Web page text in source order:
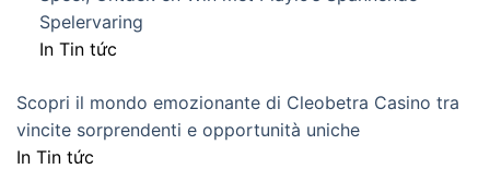
Spelervaring
In Tin tức
Scopri il mondo emozionante di Cleobetra Casino tra
vincite sorprendenti e opportunità uniche
In Tin tức